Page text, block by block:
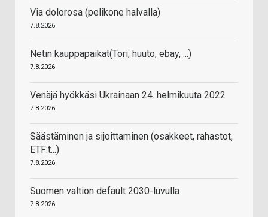
Via dolorosa (pelikone halvalla)
7.8.2026
Netin kauppapaikat(Tori, huuto, ebay, ...)
7.8.2026
Venäjä hyökkäsi Ukrainaan 24. helmikuuta 2022
7.8.2026
Säästäminen ja sijoittaminen (osakkeet, rahastot,
ETF:t...)
7.8.2026
Suomen valtion default 2030-luvulla
7.8.2026